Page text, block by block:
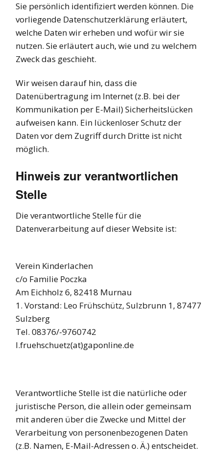
Sie persönlich identifiziert werden können. Die
vorliegende Datenschutzerklärung erläutert,
welche Daten wir erheben und wofür wir sie
nutzen. Sie erläutert auch, wie und zu welchem
Zweck das geschieht.
Wir weisen darauf hin, dass die
Datenübertragung im Internet (z.B. bei der
Kommunikation per E-Mail) Sicherheitslücken
aufweisen kann. Ein lückenloser Schutz der
Daten vor dem Zugriff durch Dritte ist nicht
möglich.
Hinweis zur verantwortlichen
Stelle
Die verantwortliche Stelle für die
Datenverarbeitung auf dieser Website ist:
Verein Kinderlachen
c/o Familie Poczka
Am Eichholz 6, 82418 Murnau
1. Vorstand: Leo Frühschütz, Sulzbrunn 1, 87477
Sulzberg
Tel. 08376/-9760742
l.fruehschuetz(at)gaponline.de
Verantwortliche Stelle ist die natürliche oder
juristische Person, die allein oder gemeinsam
mit anderen über die Zwecke und Mittel der
Verarbeitung von personenbezogenen Daten
(z.B. Namen, E-Mail-Adressen o. Ä.) entscheidet.